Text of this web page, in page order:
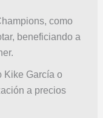
como
beneficiando a
Kike García o
a precios